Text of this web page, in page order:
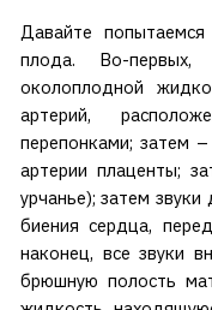
Давайте
плода. Во-
околоплодной
артерий,
перепонками; затем
артерии плаценты;
урчанье); затем звуки
биения сердца,
наконец, все звуки
брюшную полость